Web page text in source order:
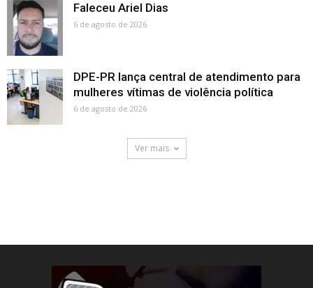
Faleceu Ariel Dias
6 de agosto de 2026
DPE-PR lança central de atendimento para
mulheres vítimas de violência política
6 de agosto de 2026
Ver mais